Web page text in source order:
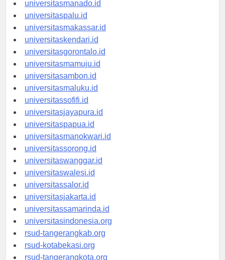
universitasmanado.id
universitaspalu.id
universitasmakassar.id
universitaskendari.id
universitasgorontalo.id
universitasmamuju.id
universitasambon.id
universitasmaluku.id
universitassofifi.id
universitasjayapura.id
universitaspapua.id
universitasmanokwari.id
universitassorong.id
universitaswanggar.id
universitaswalesi.id
universitassalor.id
universitasjakarta.id
universitassamarinda.id
universitasindonesia.org
rsud-tangerangkab.org
rsud-kotabekasi.org